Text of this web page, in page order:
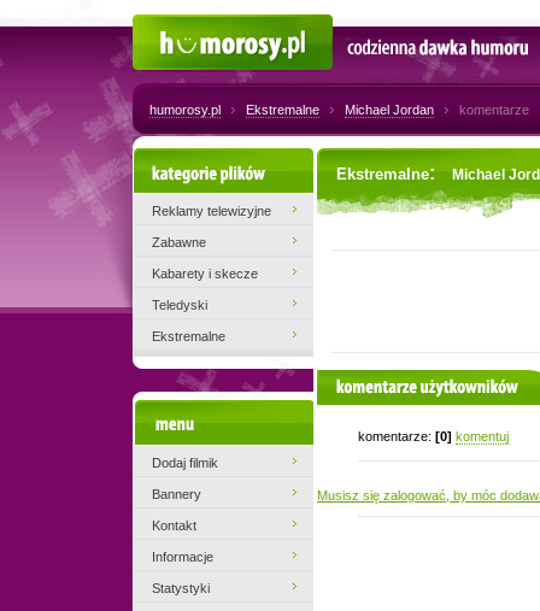
Codzienna dawka humoru
humorosy.pl Ekstremalne Michael Jordan komentarze
Ekstremalne: Michael
komentarze użytkowników
komentarze: [0] komentuj
Musisz się zalogować, by móc
Kategorie plików
Reklamy telewizyjne
Zabawne
Kabarety i skecze
Teledyski
Ekstremalne
Dodaj filmik
Bannery
Kontakt
Informacje
Statystyki